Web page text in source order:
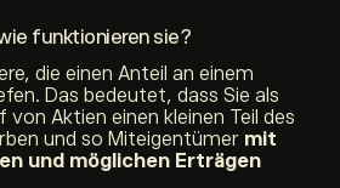
funktionieren sie?
die einen Anteil an einem
Das bedeutet, dass Sie als
von Aktien einen kleinen Teil des
und so Miteigentümer mit
und möglichen Erträgen